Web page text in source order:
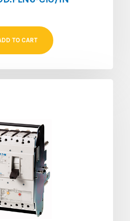
TO CART